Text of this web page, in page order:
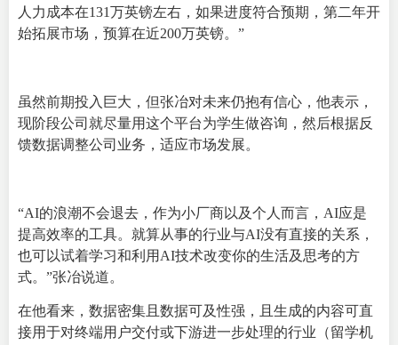
人力成本在131万英镑左右，如果进度符合预期，第二年开
始拓展市场，预算在近200万英镑。”
虽然前期投入巨大，但张冶对未来仍抱有信心，他表示，
现阶段公司就尽量用这个平台为学生做咨询，然后根据反
馈数据调整公司业务，适应市场发展。
“AI的浪潮不会退去，作为小厂商以及个人而言，AI应是
提高效率的工具。就算从事的行业与AI没有直接的关系，
也可以试着学习和利用AI技术改变你的生活及思考的方
式。”张冶说道。
在他看来，数据密集且数据可及性强，且生成的内容可直
接用于对终端用户交付或下游进一步处理的行业（留学机